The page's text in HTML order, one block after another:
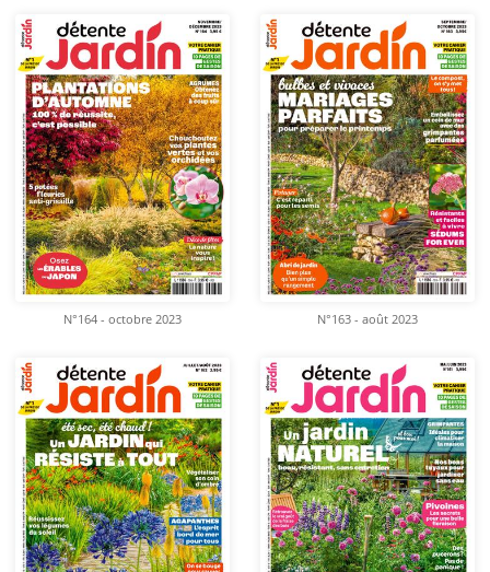
N°164 - octobre 2023 N°163 - août 2023